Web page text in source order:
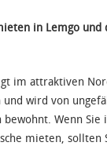
in Lemgo und
im attraktiven
und wird von
bewohnt. Wenn Sie
mieten, sollten